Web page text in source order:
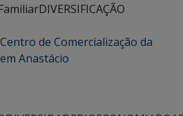
DIVERSIFICAÇÃO
de Comercialização da
Anastácio